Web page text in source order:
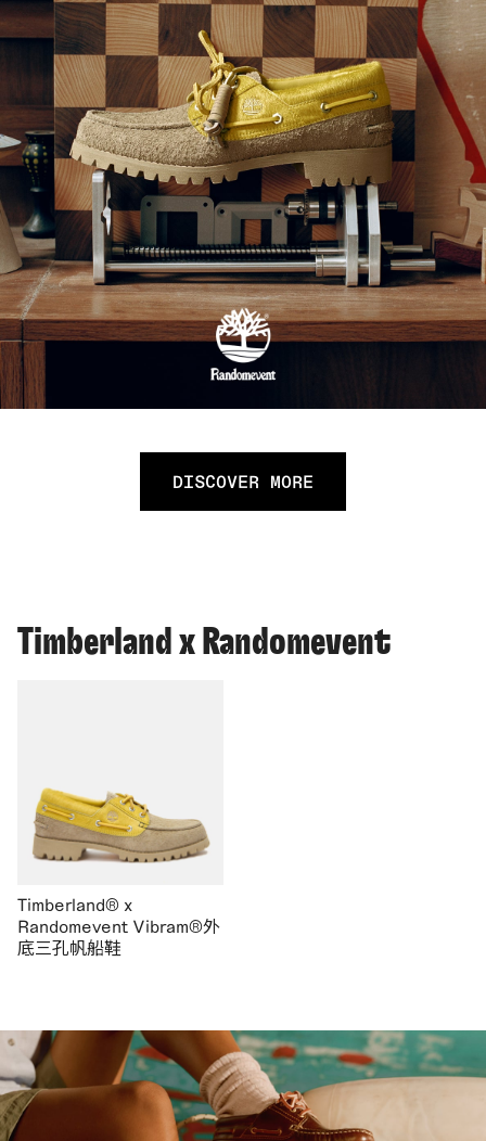
DISCOVER MORE
Timberland x Randomevent
Timberland® x
Randomevent Vibram®外
底三孔帆船鞋